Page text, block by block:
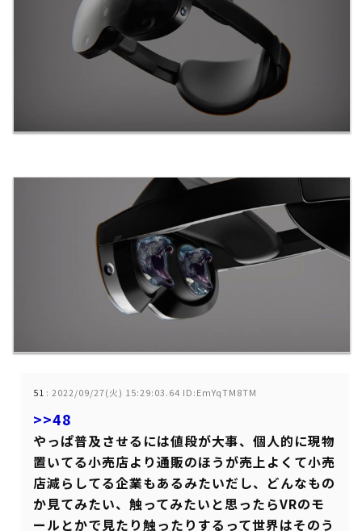
51 : 2022/09/27(火) 15:29:03.64 ID:EmYqTM8TM
>>48
やっぱ普及させるには値段が大事、個人的に現物
置いてる小売店より通販のほうが売上よくて小売
店減らしてる企業もあるみたいだし、どんなもの
か見てみたい、触ってみたいと思ったらVRのモ
ールとかで見たり触ったりするって世界はそのう